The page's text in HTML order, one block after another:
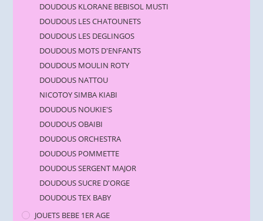
DOUDOUS KLORANE BEBISOL MUSTI
DOUDOUS LES CHATOUNETS
DOUDOUS LES DEGLINGOS
DOUDOUS MOTS D'ENFANTS
DOUDOUS MOULIN ROTY
DOUDOUS NATTOU
NICOTOY SIMBA KIABI
DOUDOUS NOUKIE'S
DOUDOUS OBAIBI
DOUDOUS ORCHESTRA
DOUDOUS POMMETTE
DOUDOUS SERGENT MAJOR
DOUDOUS SUCRE D'ORGE
DOUDOUS TEX BABY
JOUETS BEBE 1ER AGE